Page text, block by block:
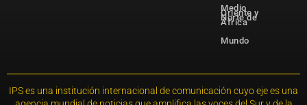
Medio
Oriente y
Norte de
África
Mundo
IPS es una institución internacional de comunicación cuyo eje es una